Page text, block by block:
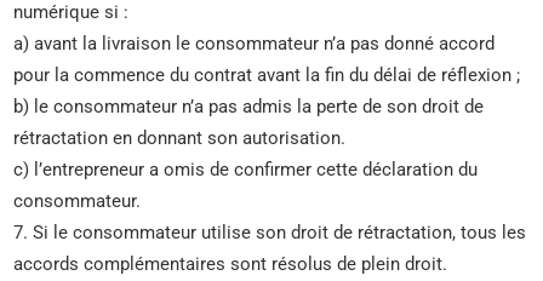
numérique si :
a) avant la livraison le consommateur n’a pas donné accord
pour la commence du contrat avant la fin du délai de réflexion ;
b) le consommateur n’a pas admis la perte de son droit de
rétractation en donnant son autorisation.
c) l’entrepreneur a omis de confirmer cette déclaration du
consommateur.
7. Si le consommateur utilise son droit de rétractation, tous les
accords complémentaires sont résolus de plein droit.